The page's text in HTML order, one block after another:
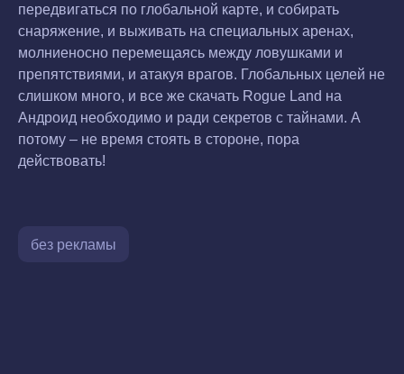
передвигаться по глобальной карте, и собирать
снаряжение, и выживать на специальных аренах,
молниеносно перемещаясь между ловушками и
препятствиями, и атакуя врагов. Глобальных целей не
слишком много, и все же скачать Rogue Land на
Андроид необходимо и ради секретов с тайнами. А
потому – не время стоять в стороне, пора
действовать!
без рекламы